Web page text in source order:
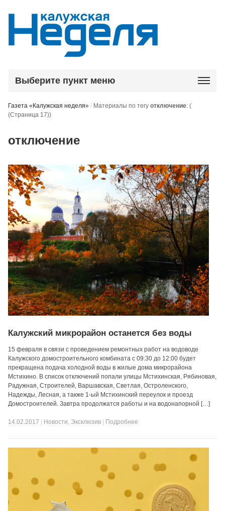
Выберите пункт меню
Газета «Калужская неделя» / Материалы по тегуотключение: (
(Страница 17))
отключение
Калужский микрорайон останется без воды
15 февраля в связи с проведением ремонтных работ на водоводе
Калужского домостроительного комбината с 09:30 до 12:00 будет
прекращена подача холодной воды в жилые дома микрорайона
Мстихино. В список отключений попали улицы Мстихинская, Рябиновая,
Радужная, Строителей, Варшавская, Светлая, Остроленского,
Надежды, Лесная, а также 1-ый Мстихинский переулок и проезд
Домостроителей. Завтра продолжатся работы и на водонапорной […]
14.02.2017 Новости, Эксклюзив Подробнее